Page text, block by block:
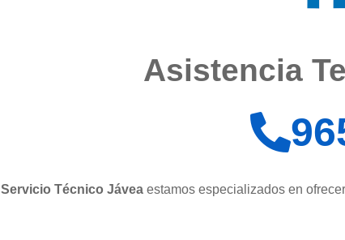
Asistencia
Servicio Técnico Jávea estamos especializados en